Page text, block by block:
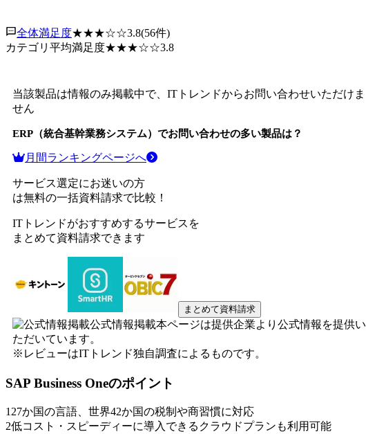
全体満足度★★★☆☆3.8(56件)
カテゴリ平均満足度★★★☆☆3.8
当該製品は情報のみ掲載中で、ITトレンドからお問い合わせいただけま
せん
ERP（統合基幹業務システム） でお問い合わせの多い製品は？
月間ランキングページへ
サービス選定にお迷いの方
は無料の一括資料請求で比較！
ITトレンドがおすすめするサービスを
まとめて資料請求できます
まとめて資料請求
公式情報掲載本ページは提供企業より公式情報を提供い
ただいています。
※レビューはITトレンド独自調査によるものです。
SAP Business Oneのポイント
127か国の言語、世界42か国の税制や商習慣に対応
2低コスト・スピーディーに導入できるクラウドプランも利用可能